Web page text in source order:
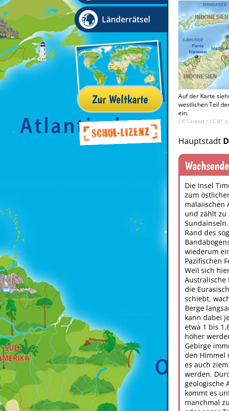
Länderrätsel
Zur Weltkarte
Auf der Karte
westlichen Teil
ein.
[ © Carport / CC BY
Hauptstadt
Die Insel
zum
malaiischen
und zählt zu
Rand des
wiederum
Pazifischen
Weil sich
Australische
die
schiebt,
Berge
kann dabei
etwa 1 bis
höher
Gebirge
den Himmel
es auch
werden.
geologische
kommt es
manchmal